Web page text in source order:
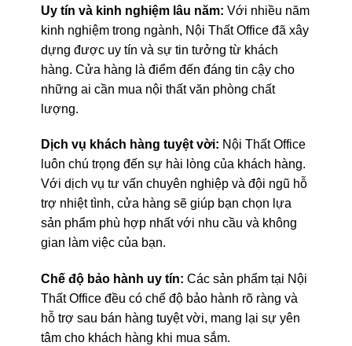
Uy tín và kinh nghiệm lâu năm: Với nhiều năm
kinh nghiệm trong ngành, Nội Thất Office đã xây
dựng được uy tín và sự tin tưởng từ khách
hàng. Cửa hàng là điểm đến đáng tin cậy cho
những ai cần mua nội thất văn phòng chất
lượng.
Dịch vụ khách hàng tuyệt vời: Nội Thất Office
luôn chú trọng đến sự hài lòng của khách hàng.
Với dịch vụ tư vấn chuyên nghiệp và đội ngũ hỗ
trợ nhiệt tình, cửa hàng sẽ giúp bạn chọn lựa
sản phẩm phù hợp nhất với nhu cầu và không
gian làm việc của bạn.
Chế độ bảo hành uy tín: Các sản phẩm tại Nội
Thất Office đều có chế độ bảo hành rõ ràng và
hỗ trợ sau bán hàng tuyệt vời, mang lại sự yên
tâm cho khách hàng khi mua sắm.